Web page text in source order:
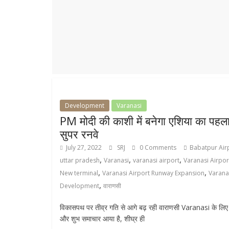
Development Varanasi
PM मोदी की काशी में बनेगा एशिया का
सुपर रनवे
July 27, 2022 SRJ 0 Comments Babatpur
uttar pradesh, Varanasi, varanasi airport, Varanasi
New terminal, Varanasi Airport Runway Expansion,
Development, वाराणसी
विकासपथ पर तीव्र गति से आगे बढ़ रही वाराणसी Varanasi के
और शुभ समाचार आया है, शीघ्र ही